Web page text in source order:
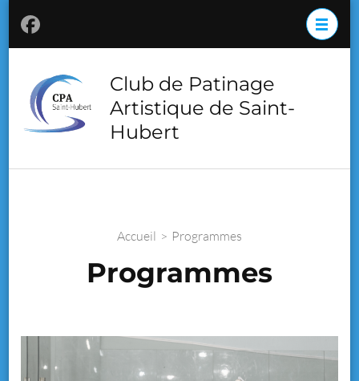
Aller
au
contenu
(Pressez
Entrée)
Club de Patinage
Artistique de Saint-
Hubert
Accueil > Programmes
Programmes